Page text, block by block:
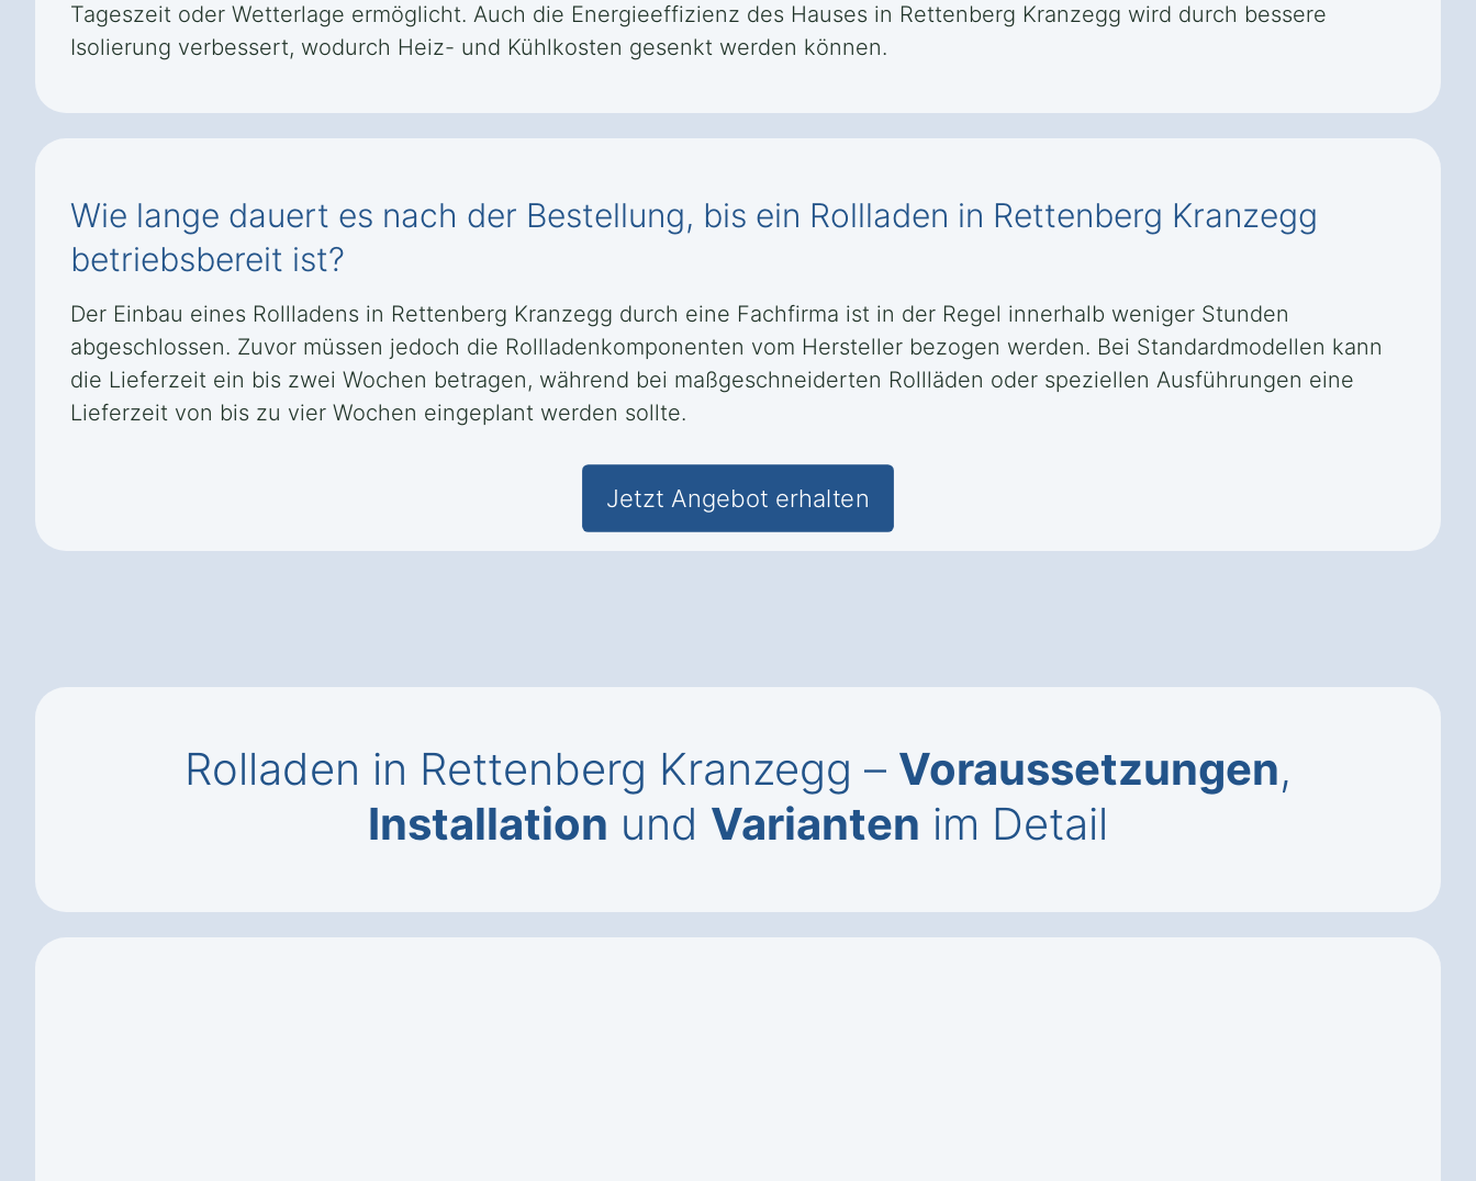
Tageszeit oder Wetterlage ermöglicht. Auch die Energieeffizienz des Hauses in Rettenberg Kranzegg wird durch bessere
Isolierung verbessert, wodurch Heiz- und Kühlkosten gesenkt werden können.
Wie lange dauert es nach der Bestellung, bis ein Rollladen in Rettenberg Kranzegg
betriebsbereit ist?
Der Einbau eines Rollladens in Rettenberg Kranzegg durch eine Fachfirma ist in der Regel innerhalb weniger Stunden
abgeschlossen. Zuvor müssen jedoch die Rollladenkomponenten vom Hersteller bezogen werden. Bei Standardmodellen kann
die Lieferzeit ein bis zwei Wochen betragen, während bei maßgeschneiderten Rollläden oder speziellen Ausführungen eine
Lieferzeit von bis zu vier Wochen eingeplant werden sollte.
Jetzt Angebot erhalten
Rolladen in Rettenberg Kranzegg – Voraussetzungen,
Installation und Varianten im Detail